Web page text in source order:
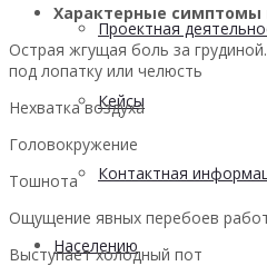
Проектная
Кейсы
Контактная
Населению
Характерные симптомы
Острая жгущая боль за
под лопатку или челюсть
Нехватка воздуха
Головокружение
Тошнота
Ощущение явных перебоев
Выступает холодный пот